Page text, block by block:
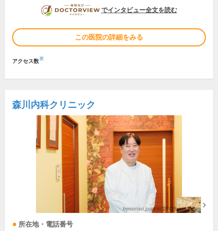
DOCTORVIEW
でインタビュー全文を読む
この医院の詳細をみる
アクセス数※
森川内科クリニック
所在地・電話番号